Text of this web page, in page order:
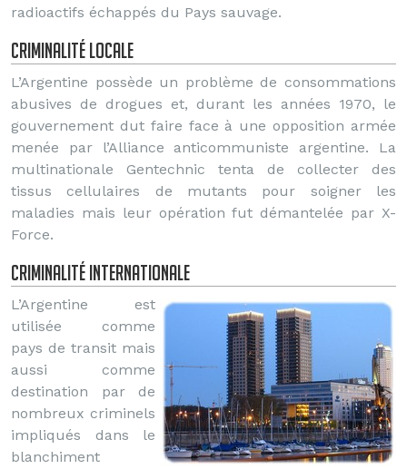
radioactifs échappés du Pays sauvage.
Criminalité locale
L’Argentine possède un problème de consommations
abusives de drogues et, durant les années 1970, le
gouvernement dut faire face à une opposition armée
menée par l’Alliance anticommuniste argentine. La
multinationale Gentechnic tenta de collecter des
tissus cellulaires de mutants pour soigner les
maladies mais leur opération fut démantelée par X-
Force.
Criminalité internationale
L’Argentine est
utilisée comme
pays de transit mais
aussi comme
destination par de
nombreux criminels
impliqués dans le
blanchiment